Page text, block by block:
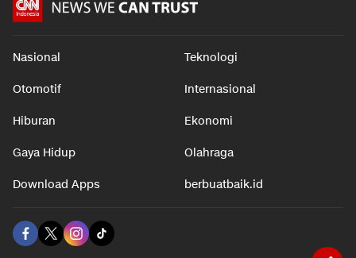
Nasional Teknologi
Otomotif Internasional
Hiburan Ekonomi
Gaya Hidup Olahraga
Download Apps berbuatbaik.id